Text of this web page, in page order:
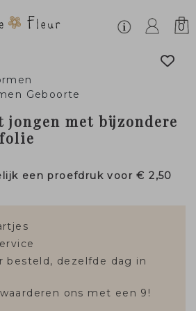
0
Geboorte
jongen met bijzondere
een proefdruk voor€ 2,50
besteld, dezelfde dag in
ons met een 9!